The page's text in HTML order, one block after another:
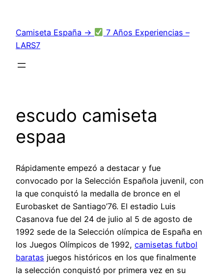
contenido
Camiseta España →
7 Años Experiencias –
LARS7
escudo camiseta
espaa
Rápidamente empezó a destacar y fue
convocado por la Selección Española juvenil, con
la que conquistó la medalla de bronce en el
Eurobasket de Santiago’76. El estadio Luis
Casanova fue del 24 de julio al 5 de agosto de
1992 sede de la Selección olímpica de España en
los Juegos Olímpicos de 1992, camisetas futbol
baratas juegos históricos en los que finalmente
la selección conquistó por primera vez en su